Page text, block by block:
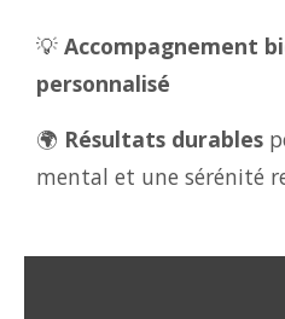
💡 Accompagnement
personnalisé
🌍 Résultats durables
mental et une sérénité